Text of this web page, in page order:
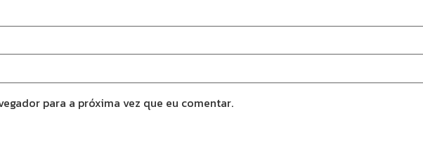
para a próxima vez que eu comentar.